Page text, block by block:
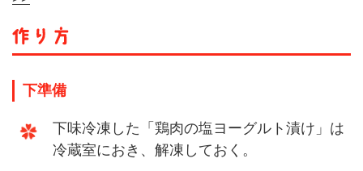
下準備
下味冷凍した「鶏肉の塩ヨーグルト漬け」は
冷蔵室におき、解凍しておく。